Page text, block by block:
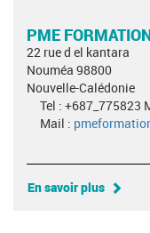
PME
22 rue d el kantara
Nouméa 98800
Nouvelle-Calédonie
Tel : +687_775823
Mail :
En savoir plus